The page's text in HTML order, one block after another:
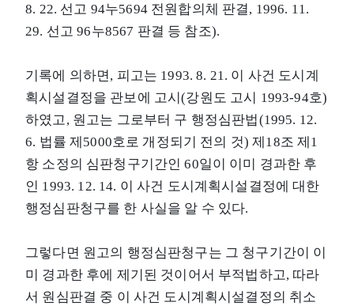
8. 22. 선고 94누5694 전원합의체 판결, 1996. 11.
29. 선고 96누8567 판결 등 참조).
기록에 의하면, 피고는 1993. 8. 21. 이 사건 도시계
획시설결정을 관보에 고시(강원도 고시 1993-94호)
하였고, 원고는 그로부터 구 행정심판법(1995. 12.
6. 법률 제5000호로 개정되기 전의 것) 제18조 제1
항 소정의 심판청구기간인 60일이 이미 경과한 후
인 1993. 12. 14. 이 사건 도시계획시설결정에 대한
행정심판청구를 한 사실을 알 수 있다.
그렇다면 원고의 행정심판청구는 그 청구기간이 이
미 경과한 후에 제기된 것이어서 부적법하고, 따라
서 원심판결 중 이 사건 도시계획시설결정의 취소